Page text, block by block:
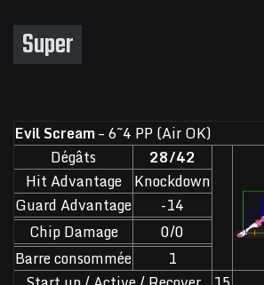
Super
Evil Scream– 6~4 PP (Air OK)
Dégâts
28/42
Hit Advantage Knockdown
Guard Advantage
-14
Chip Damage
0/0
Barre consommée
1